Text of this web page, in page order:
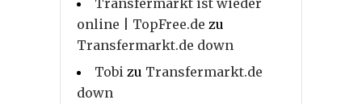
Transfermarkt ist wieder
online | TopFree.de zu
Transfermarkt.de down
Tobi zu Transfermarkt.de
down